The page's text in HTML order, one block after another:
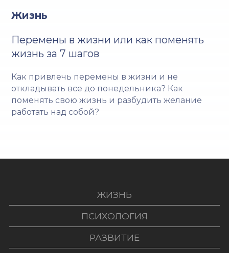
Жизнь
Перемены в жизни или как поменять
жизнь за 7 шагов
Как привлечь перемены в жизни и не
откладывать все до понедельника? Как
поменять свою жизнь и разбудить желание
работать над собой?
ЖИЗНЬ
ПСИХОЛОГИЯ
РАЗВИТИЕ